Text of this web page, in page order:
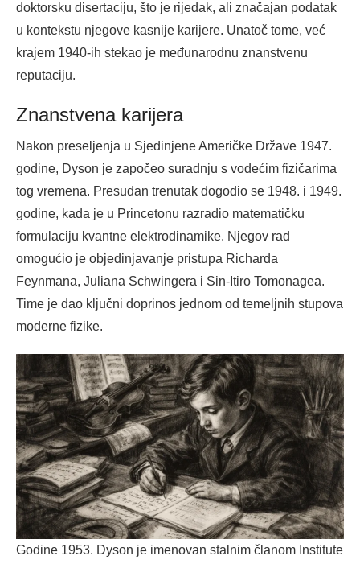
doktorsku disertaciju, što je rijedak, ali značajan podatak
u kontekstu njegove kasnije karijere. Unatoč tome, već
krajem 1940-ih stekao je međunarodnu znanstvenu
reputaciju.
Znanstvena karijera
Nakon preseljenja u Sjedinjene Američke Države 1947.
godine, Dyson je započeo suradnju s vodećim fizičarima
tog vremena. Presudan trenutak dogodio se 1948. i 1949.
godine, kada je u Princetonu razradio matematičku
formulaciju kvantne elektrodinamike. Njegov rad
omogućio je objedinjavanje pristupa Richarda
Feynmana, Juliana Schwingera i Sin-Itiro Tomonagea.
Time je dao ključni doprinos jednom od temeljnih stupova
moderne fizike.
Godine 1953. Dyson je imenovan stalnim članom Institute